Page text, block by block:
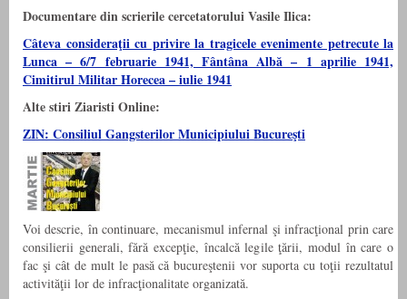
Documentare din scrierile cercetatorului Vasile Ilica:
Câteva consideraţii cu privire la tragicele evenimente petrecute la
Lunca – 6/7 februarie 1941, Fântâna Albă – 1 aprilie 1941,
Cimitirul Militar Horecea – iulie 1941
Alte stiri Ziaristi Online:
ZIN: Consiliul Gangsterilor Municipiului Bucureşti
Voi descrie, în continuare, mecanismul infernal şi infracţional prin care
consilierii generali, fără excepţie, încalcă legile ţării, modul în care o
fac şi cât de mult le pasă că bucureştenii vor suporta cu toţii rezultatul
activităţii lor de infracţionalitate organizată.